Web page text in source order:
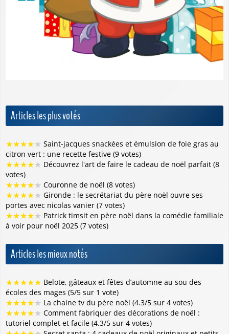
Articles les plus votés
★★★★★ Saint-jacques snackées et émulsion de foie gras au
citron vert : une recette festive (9 votes)
★★★★★ Découvrez l'art de faire le cadeau de noël parfait (8
votes)
★★★★★ Couronne de noël (8 votes)
★★★★★ Gironde : le secrétariat du père noël ouvre ses
portes avec nicolas vanier (7 votes)
★★★★★ Patrick timsit en père noël dans la comédie familiale
à voir pour noël 2025 (7 votes)
Articles les mieux notés
★★★★★ Belote, gâteaux et fêtes d’automne au sou des
écoles des mages (5/5 sur 1 vote)
★★★★★ La chaine tv du père noël (4.3/5 sur 4 votes)
★★★★★ Comment fabriquer des décorations de noël :
tutoriel complet et facile (4.3/5 sur 4 votes)